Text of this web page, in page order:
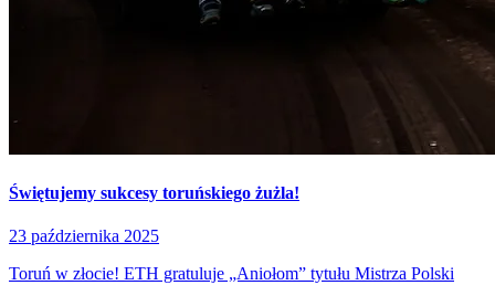
Świętujemy sukcesy toruńskiego żużla!
23 października 2025
Toruń w złocie! ETH gratuluje „Aniołom” tytułu Mistrza Polski